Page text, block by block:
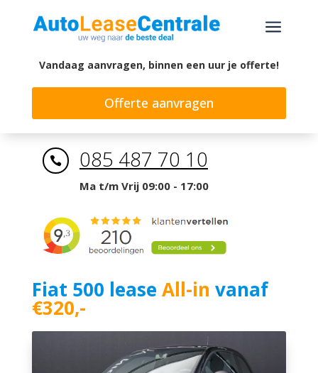
a
Vandaag aanvragen, binnen een uur je offerte!
Offerte aanvragen
 085 487 70 10
Ma t/m Vrij 09:00 - 17:00
Fiat 500 lease All-in vanaf
€320,-